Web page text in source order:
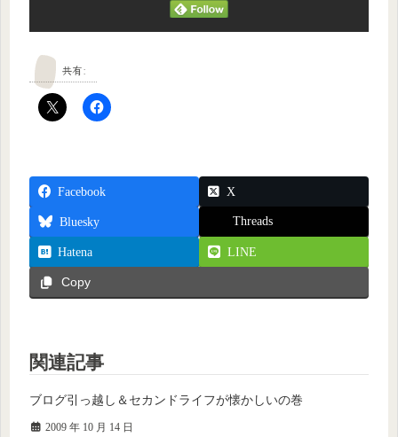
共有:
Facebook X
Bluesky Threads
Hatena LINE
Copy
関連記事
ブログ引っ越し＆セカンドライフが懐かしいの巻
2009 年 10 月 14 日